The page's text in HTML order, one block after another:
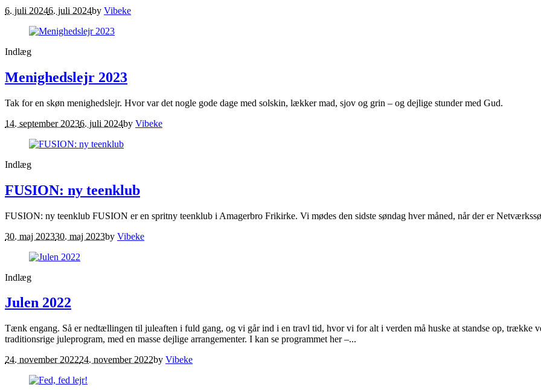
6. juli 20246. juli 2024by Vibeke
Indlæg
Menighedslejr 2023
Tak for en skøn menighedslejr. Hvor var det nogle gode dage med solskin, lækker mad, sjov og grin – og dejlige stunder med Gud.
14. september 20236. juli 2024by Vibeke
Indlæg
FUSION: ny teenklub
FUSION: ny teenklub FUSION er en spritny teenklub i Amagerbro Frikirke. Vi mødes den sidste søndag hver måned, når der er
30. maj 202330. maj 2023by Vibeke
Indlæg
Julen 2022
Tænk engang. Så er nedtællingen til juleaften i fuld gang, og vi går ind i en travl tid, hvor vi for alt i verden må huske at standse op, trække
traditionsrige juleprogram, med en masse dejlige arrangementer. I kan se programmet her –...
24. november 202224. november 2022by Vibeke